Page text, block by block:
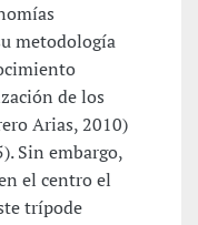
metodología
de los
Arias, 2010)
Sin embargo,
el centro el
trípode